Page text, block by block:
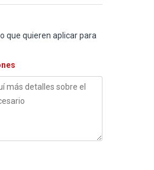
que quieren aplicar para